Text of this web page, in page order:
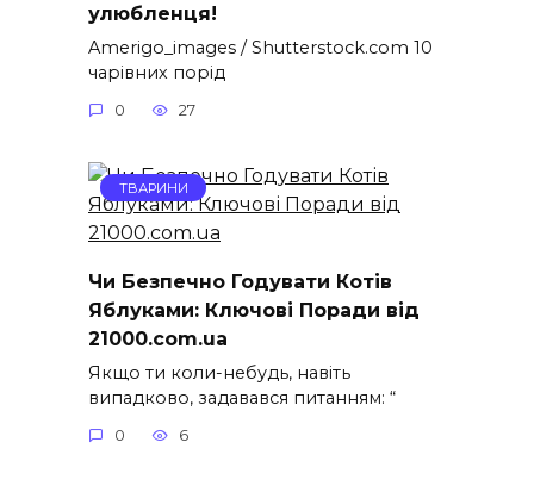
улюбленця!
Amerigo_images / Shutterstock.com 10
чарівних порід
0 27
ТВАРИНИ
Чи Безпечно Годувати Котів
Яблуками: Ключові Поради від
21000.com.ua
Якщо ти коли-небудь, навіть
випадково, задавався питанням: “
0 6